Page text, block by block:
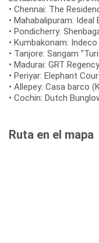
• Chennai: The
• Mahabalipuram:
• Pondicherry:
• Kumbakonam:
• Tanjore: Sangam
• Madurai: GRT
• Periyar: Elephant
• Allepey: Casa barco
• Cochin: Dutch
Ruta en el mapa